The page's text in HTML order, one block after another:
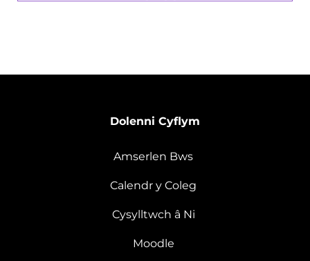
Dolenni Cyflym
Amserlen Bws
Calendr y Coleg
Cysylltwch â Ni
Moodle